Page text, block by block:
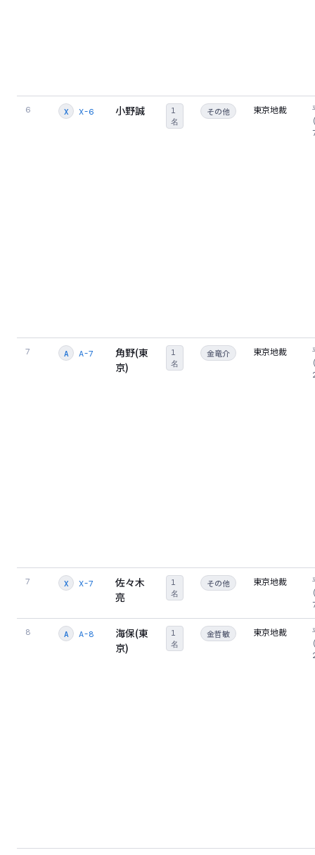
6 X X-6 小野誠
1
名
その他 東京地裁
7 A A-7
角野(東
京)
1
名
金竜介 東京地裁
7 X X-7
佐々木
亮
1
名
その他 東京地裁
8 A A-8
海保(東
京)
1
名
金哲敏 東京地裁